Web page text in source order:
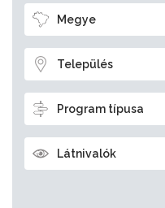
Megye
Település
Program típusa
Látnivalók